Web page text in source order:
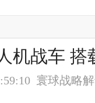
机战车 搭
寰球战略